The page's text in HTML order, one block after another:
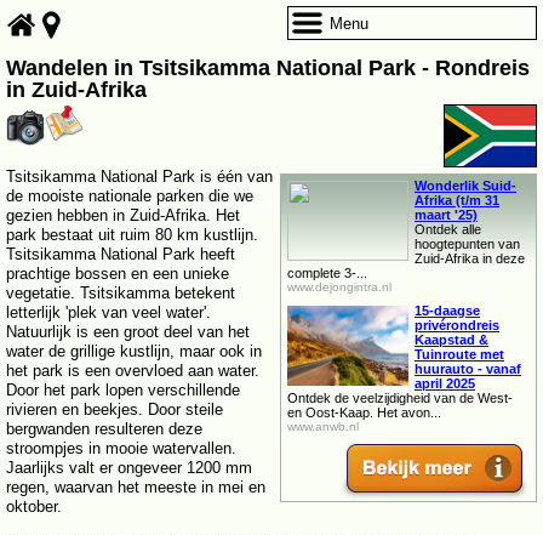
Wandelen in Tsitsikamma National Park - Rondreis
in Zuid-Afrika
Wonderlik Suid-
Afrika (t/m 31
maart '25)
Ontdek alle
hoogtepunten van
Zuid-Afrika in deze
complete 3-...
www.dejongintra.nl
15-daagse
privérondreis
Kaapstad &
Tuinroute met
huurauto - vanaf
april 2025
Ontdek de veelzijdigheid van de West-
en Oost-Kaap. Het avon...
www.anwb.nl
Tsitsikamma National Park is één van
de mooiste nationale parken die we
gezien hebben in Zuid-Afrika. Het
park bestaat uit ruim 80 km kustlijn.
Tsitsikamma National Park heeft
prachtige bossen en een unieke
vegetatie. Tsitsikamma betekent
letterlijk 'plek van veel water'.
Natuurlijk is een groot deel van het
water de grillige kustlijn, maar ook in
het park is een overvloed aan water.
Door het park lopen verschillende
rivieren en beekjes. Door steile
bergwanden resulteren deze
stroompjes in mooie watervallen.
Jaarlijks valt er ongeveer 1200 mm
regen, waarvan het meeste in mei en
oktober.
Menu